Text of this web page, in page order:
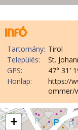
Tartomány: Tirol
Település:
St.
GPS:
47° 31′
Honlap:
https://
ommer/
+